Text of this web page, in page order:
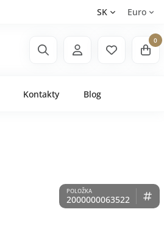
SK Euro
0
Kontakty Blog
2000000063522